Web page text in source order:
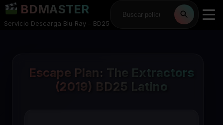
BDMASTER
Servicio Descarga Blu-Ray – BD25
Escape Plan: The Extractors
(2019) BD25 Latino